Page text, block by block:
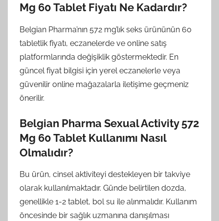
Mg 60 Tablet Fiyatı Ne Kadardır?
Belgian Pharma’nın 572 mg’lık seks ürününün 60
tabletlik fiyatı, eczanelerde ve online satış
platformlarında değişiklik göstermektedir. En
güncel fiyat bilgisi için yerel eczanelerle veya
güvenilir online mağazalarla iletişime geçmeniz
önerilir.
Belgian Pharma Sexual Activity 572
Mg 60 Tablet Kullanımı Nasıl
Olmalıdır?
Bu ürün, cinsel aktiviteyi destekleyen bir takviye
olarak kullanılmaktadır. Günde belirtilen dozda,
genellikle 1-2 tablet, bol su ile alınmalıdır. Kullanım
öncesinde bir sağlık uzmanına danışılması